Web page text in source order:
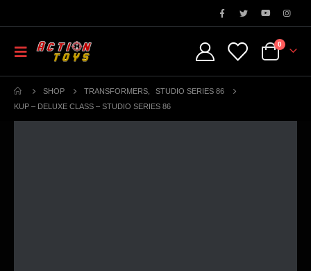
0
SHOP TRANSFORMERS
STUDIO SERIES 86
KUP – DELUXE CLASS – STUDIO SERIES 86